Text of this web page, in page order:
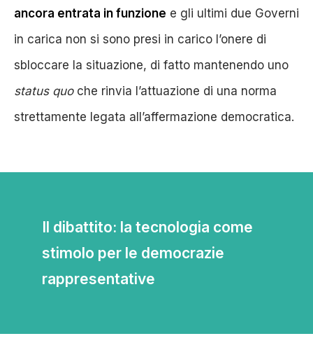
ancora entrata in funzione e gli ultimi due Governi
in carica non si sono presi in carico l’onere di
sbloccare la situazione, di fatto mantenendo uno
status quo che rinvia l’attuazione di una norma
strettamente legata all’affermazione democratica.
Il dibattito: la tecnologia come
stimolo per le democrazie
rappresentative